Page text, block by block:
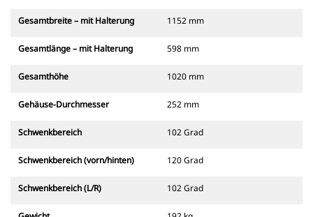
Gesamtbreite – mit Halterung 1152 mm
Gesamtlänge – mit Halterung 598 mm
Gesamthöhe 1020 mm
Gehäuse-Durchmesser 252 mm
Schwenkbereich 102 Grad
Schwenkbereich (vorn/hinten) 120 Grad
Schwenkbereich (L/R) 102 Grad